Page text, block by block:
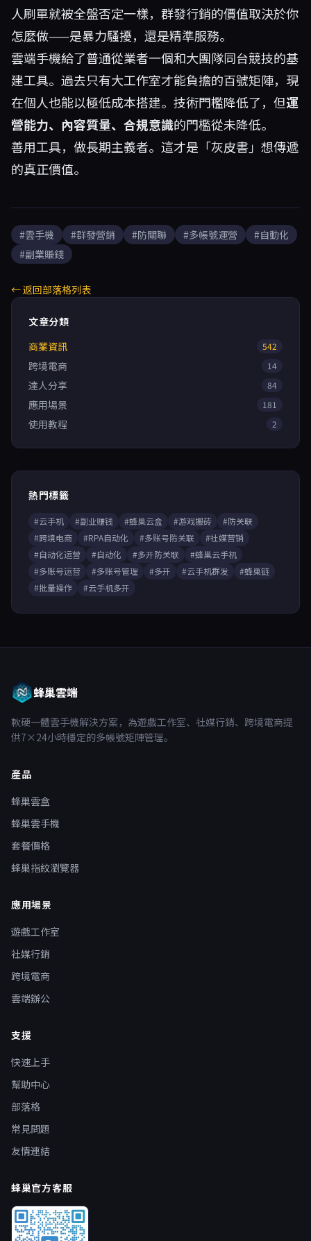
人刷單就被全盤否定一樣，群發行銷的價值取決於你
怎麼做——是暴力騷擾，還是精準服務。
雲端手機給了普通從業者一個和大團隊同台競技的基
建工具。過去只有大工作室才能負擔的百號矩陣，現
在個人也能以極低成本搭建。技術門檻降低了，但運
營能力、內容質量、合規意識的門檻從未降低。
善用工具，做長期主義者。這才是「灰皮書」想傳遞
的真正價值。
#雲手機 #群發營銷 #防關聯 #多帳號運營
#自動化
#副業賺錢
← 返回部落格列表
文章分類
商業資訊
542
跨境電商 14
達人分享 84
應用場景 181
使用教程 2
熱門標籤
#云手机 #副业赚钱 #蜂巢云盒 #游戏搬砖
#防关联
#跨境电商
#RPA自动化 #多账号防关联
#社媒营销
#自动化运营
#自动化 #多开防关联
#蜂巢云手机
#多账号运营
#多账号管理 #多开 #云手机群发
#蜂巢链
#批量操作
#云手机多开
蜂巢雲端
軟硬一體雲手機解決方案，為遊戲工作室、社媒行銷、跨境電商提
供7×24小時穩定的多帳號矩陣管理。
產品
蜂巢雲盒
蜂巢雲手機
套餐價格
蜂巢指紋瀏覽器
應用場景
遊戲工作室
社媒行銷
跨境電商
雲端辦公
支援
快速上手
幫助中心
部落格
常見問題
友情連結
蜂巢官方客服